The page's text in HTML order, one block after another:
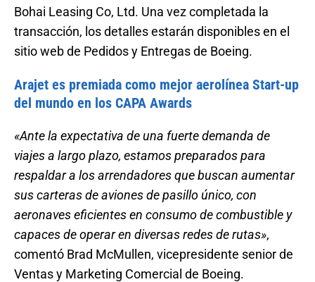
Bohai Leasing Co, Ltd. Una vez completada la
transacción, los detalles estarán disponibles en el
sitio web de Pedidos y Entregas de Boeing.
Arajet es premiada como mejor aerolínea Start-up
del mundo en los CAPA Awards
«Ante la expectativa de una fuerte demanda de
viajes a largo plazo, estamos preparados para
respaldar a los arrendadores que buscan aumentar
sus carteras de aviones de pasillo único, con
aeronaves eficientes en consumo de combustible y
capaces de operar en diversas redes de rutas»,
comentó Brad McMullen, vicepresidente senior de
Ventas y Marketing Comercial de Boeing.